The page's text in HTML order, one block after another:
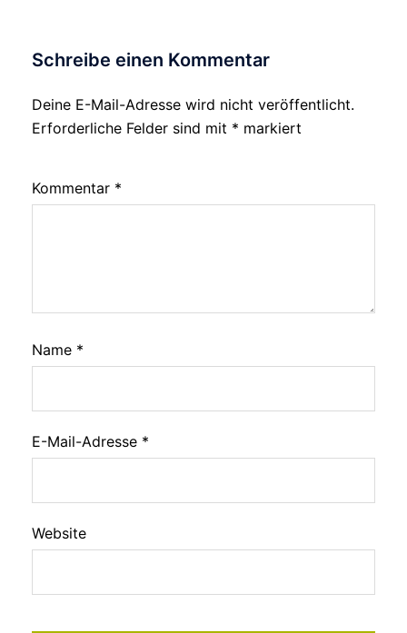
Schreibe einen Kommentar
Deine E-Mail-Adresse wird nicht veröffentlicht.
Erforderliche Felder sind mit * markiert
Kommentar *
Name *
E-Mail-Adresse *
Website